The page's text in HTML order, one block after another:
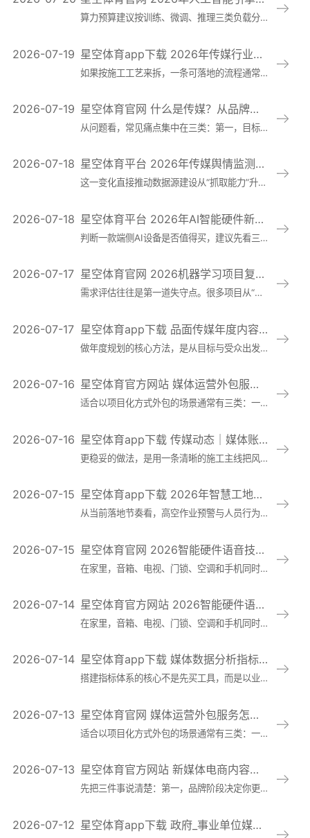
算力预算建议按训练、微调、推理三类负载分别核算，而不是打包成一个“GPU费用”。训练和微调看的是阶段性峰值，推理看的是长期稳定成本。实操中要同时做两套测
2026-07-19 星空体育app下载 2026年传媒行业趋势：自然语言处理在新闻生产中的应用，正从自动摘要迈向全流程审
如果按施工工艺来拆，一条可落地的流程通常是：选题与素材入池、自动摘要初稿、标题多版本生成、事实一致性与风险词审核、编辑复核与发布回写。第一步看似简单，实
2026-07-19 星空体育官网 什么是传媒？从品牌传播到内容增长的核心逻辑与常见应用场景
从问题看，常见痛点集中在三类：第一，目标口径混乱，把阅读量当业绩，把“发声”当“转化”，导致内容无法服务经营；第二，内容生产碎片化，选题靠灵感、风格靠个
2026-07-18 星空体育平台 2026年传媒舆情监测新动向：智能算法驱动的数据源建设与分级预警机制
这一变化直接推动数据源建设从“抓取能力”升级为“施工工艺”。过去单一平台采集可以覆盖主要讨论场，如今更可行的路径是工程化链路：多源采集、清洗去重、语义标
2026-07-18 星空体育平台 2026年AI智能硬件新品资讯：芯片升级加速端侧模型落地，教育、安防与零售应用前
判断一款端侧AI设备是否值得买，建议先看三个技术维度。第一是模型大小与时延的匹配关系：模型并非越大越好，关键看目标任务对实时性的要求。教育互动、门店导购
2026-07-17 星空体育官网 2026机器学习项目复盘观察：为何需求评估、数据治理与跨部门协作仍是失败高发点
需求评估往往是第一道失守点。很多项目从“我们也要上AI”出发，而不是从可被验证的业务问题出发，结果就是问题定义不清、目标指标错位、验收标准模糊。典型表现
2026-07-17 星空体育app下载 品面传媒年度内容规划怎么做：企业日常内容与节点营销排期表（附模板与示例）
做年度规划的核心方法，是从目标与受众出发反推内容结构，而不是从“今年有什么节日”开始堆日历。建议先明确三件事：第一，年度业务目标对应的内容目标（例如线索
2026-07-16 星空体育官方网站 媒体运营外包服务怎么选：报价构成拆解、合同关键条款与交付验收标准
适合以项目化方式外包的场景通常有三类：一是品牌曝光型，需要稳定输出内容、统一视觉与话术、持续建立认知；二是获客转化型，侧重线索收集、私域承接、内容到转化
2026-07-16 星空体育app下载 传媒动态｜媒体账号安全与风控实操：账号矩阵权限管理、素材版权核验与申诉流程全解
更稳妥的做法，是用一条清晰的施工主线把风险压到可控范围：权限最小化，让每个人只拿完成任务所需的最少权限；流程可追溯，关键操作有记录、有审批、有责任人；版
2026-07-15 星空体育app下载 2026年智慧工地安全管理资讯：AI算法场景应用提速，高空作业预警与人员行为识别
从当前落地节奏看，高空作业预警与人员行为识别成为最先被优先立项的两类场景。原因很现实：两者都处于高频、高风险、可视化程度高的环节，且治理收益更容易被现场
2026-07-15 星空体育官网 2026智能硬件语音技术新动向：从回声抑制到抗误唤醒，家居与车载交互体验正在重构
在家里，音箱、电视、门锁、空调和手机同时在线，语音请求常常跨设备转发；在车内，麦克风阵列、车机系统、手机投屏与云端服务并行运行，且噪声条件持续变化。过去
2026-07-14 星空体育官方网站 2026智能硬件语音技术新动向：从回声抑制到抗误唤醒，家居与车载交互体验正在重构
在家里，音箱、电视、门锁、空调和手机同时在线，语音请求常常跨设备转发；在车内，麦克风阵列、车机系统、手机投屏与云端服务并行运行，且噪声条件持续变化。过去
2026-07-14 星空体育app下载 媒体数据分析指标体系怎么搭：曝光、互动、转化与留存的口径统一与工具选择指南
搭建指标体系的核心不是先买工具，而是以业务目标为锚点把漏斗跑通：曝光→互动→转化→留存。建议先明确指标层级与责任边界：业务KPI（例如有效线索、订单、订
2026-07-13 星空体育官网 媒体运营外包服务怎么选：报价构成拆解、合同关键条款与交付验收标准
适合以项目化方式外包的场景通常有三类：一是品牌曝光型，需要稳定输出内容、统一视觉与话术、持续建立认知；二是获客转化型，侧重线索收集、私域承接、内容到转化
2026-07-13 星空体育官方网站 新媒体电商内容打法怎么选：达人合作、自播矩阵与店播的成本结构与转化效果对比
先把三件事说清楚：第一，品牌阶段决定你更需要“扩声量”还是“补转化”。新品期往往需要快速验证人群与卖点，成长期需要稳定供给与可复制的成交系统，成熟期更在
2026-07-12 星空体育app下载 政府_事业单位媒体运营规范落地指南：舆情应对流程、内容合规审核与信息发布机制搭建